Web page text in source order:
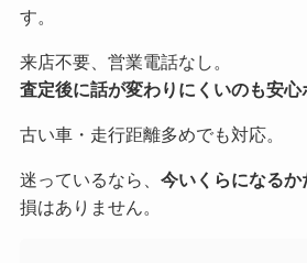
す。
来店不要、営業電話なし。
査定後に話が変わりにくいのも安心
古い車・走行距離多めでも対応。
迷っているなら、 今いくらになるか
損はありません。